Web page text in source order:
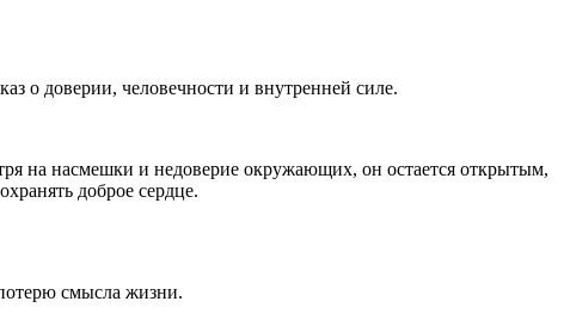
о доверии, человечности и внутренней силе.
на насмешки и недоверие окружающих, он остается открытым,
доброе сердце.
смысла жизни.